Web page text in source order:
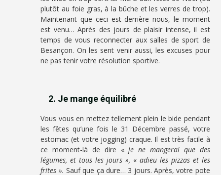
plutôt au foie gras, à la bûche et les verres de trop).
Maintenant que ceci est derrière nous, le moment
est venu… Après des jours de plaisir intense, il est
temps de vous reconnecter aux salles de sport de
Besançon. On les sent venir aussi, les excuses pour
ne pas tenir votre résolution sportive.
2. Je mange équilibré
Vous vous en mettez tellement plein le bide pendant
les fêtes qu’une fois le 31 Décembre passé, votre
estomac (et votre jogging) craque. Il est très facile à
ce moment-là de dire «je ne mangerai que des
légumes, et tous les jours », « adieu les pizzas et les
frites ». Sauf que ça dure… 3 jours. Après, votre pote